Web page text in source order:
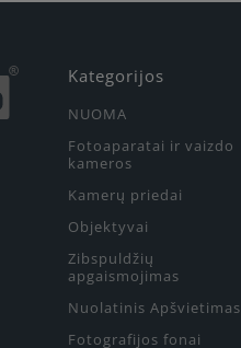
Kategorijos
NUOMA
Fotoaparatai ir vaizdo
kameros
Kamerų priedai
Objektyvai
Zibspuldžių
apgaismojimas
Nuolatinis Apšvietimas
Fotografijos fonai